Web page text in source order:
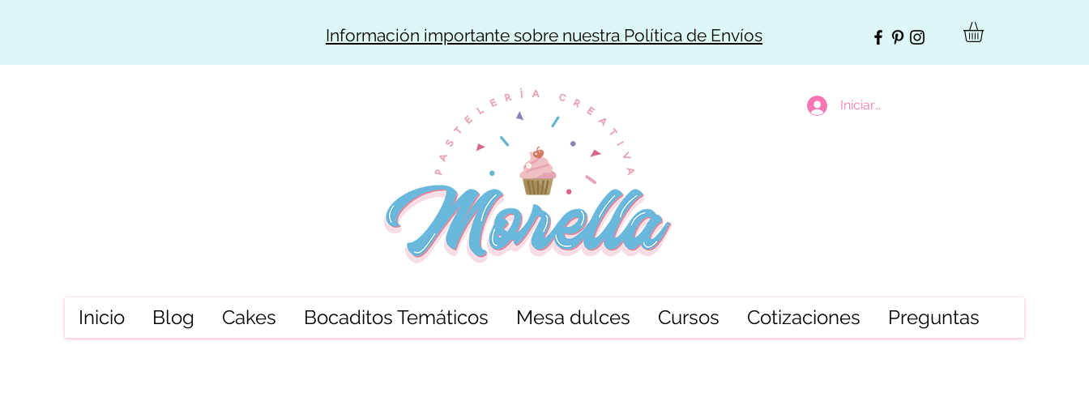
Iniciar sesión
Información importante sobre nuestra Política de Envíos
Inicio Blog Cakes Bocaditos Temáticos Mesa dulces Cursos Cotizaciones Preguntas